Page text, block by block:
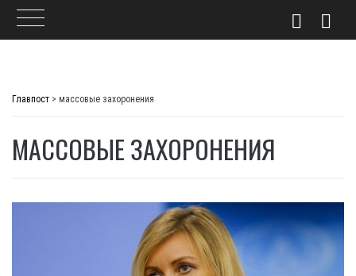
Главпост > массовые захоронения
МАССОВЫЕ ЗАХОРОНЕНИЯ